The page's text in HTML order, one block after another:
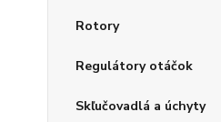
Rotory
Regulátory otáčok
Skľučovadlá a úchyty